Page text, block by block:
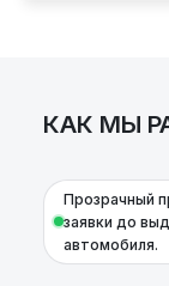
AutoCapital
*Цена
КАК МЫ
Прозрачный
заявки до
автомобиля.